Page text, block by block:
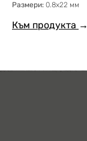
Размери: 0.8х22 мм
Към продукта →